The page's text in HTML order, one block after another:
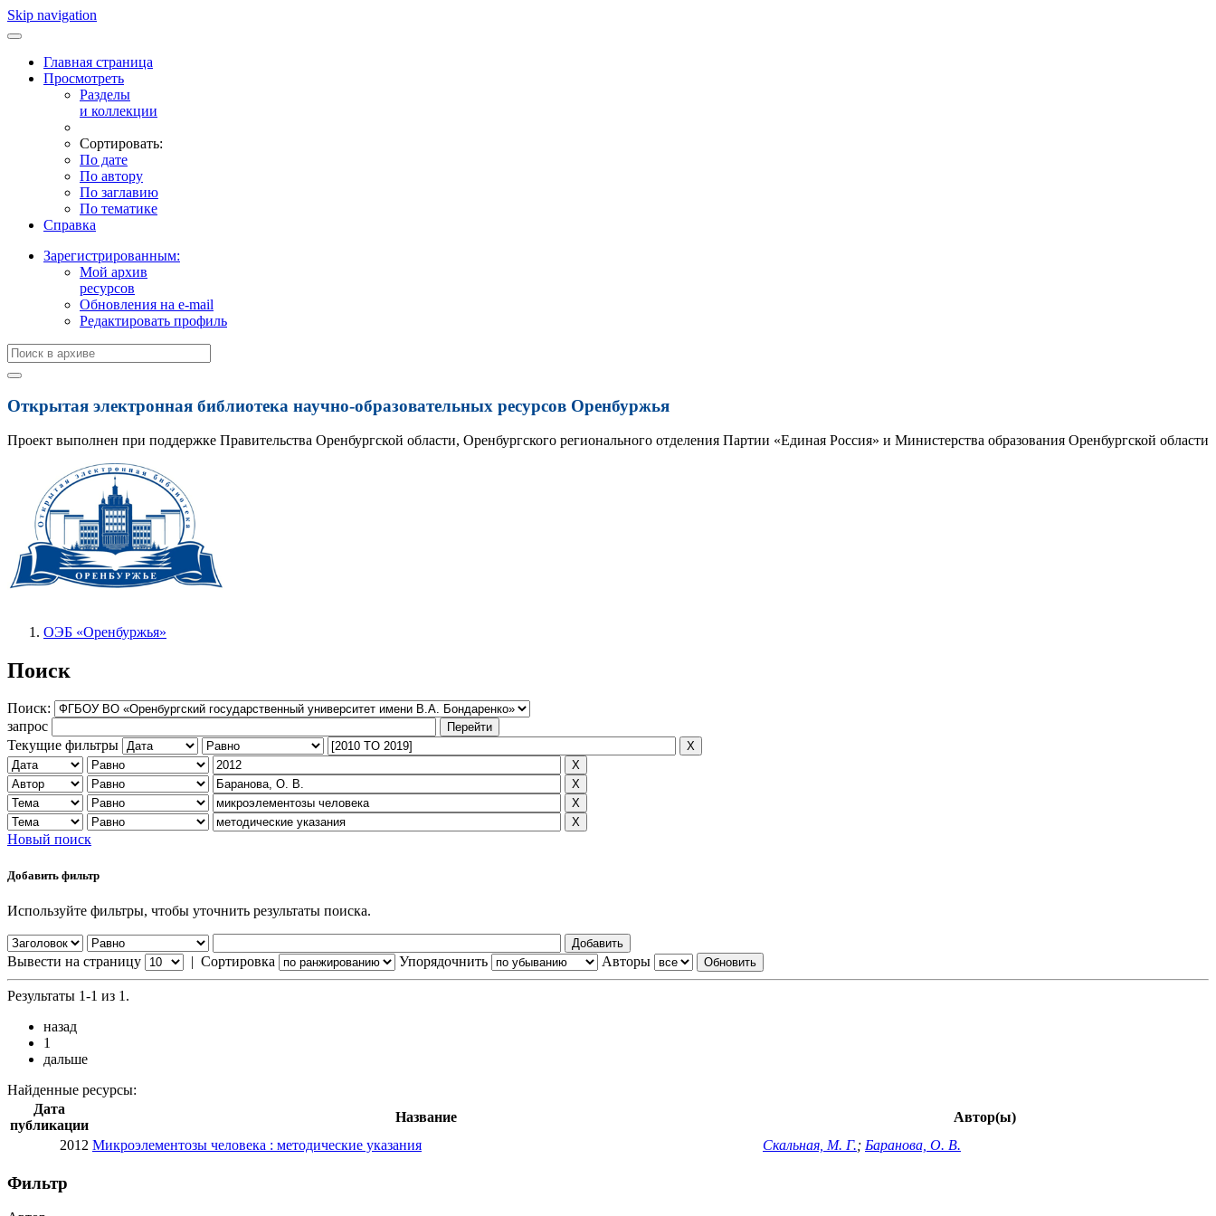
Skip navigation
Главная страница
Просмотреть
Разделы
и коллекции
Сортировать:
По дате
По автору
По заглавию
По тематике
Справка
Зарегистрированным:
Мой архив
ресурсов
Обновления на e-mail
Редактировать профиль
Открытая электронная библиотека научно-образовательных ресурсов Оренбуржья
Проект выполнен при поддержке Правительства Оренбургской области, Оренбургского регионального отделения Партии «Единая Россия» и Министерства образования Оренбургской области
ОЭБ «Оренбуржья»
Поиск
Поиск:
запрос
Текущие фильтры
Новый поиск
Добавить фильтр
Используйте фильтры, чтобы уточнить результаты поиска.
Вывести на страницу | Сортировка Упорядочнить Авторы
Результаты 1-1 из 1.
назад
1
дальше
Найденные ресурсы:
Дата
публикации
Название
Автор(ы)
2012 Микроэлементозы человека : методические указания Скальная, М. Г.; Баранова, О. В.
Фильтр